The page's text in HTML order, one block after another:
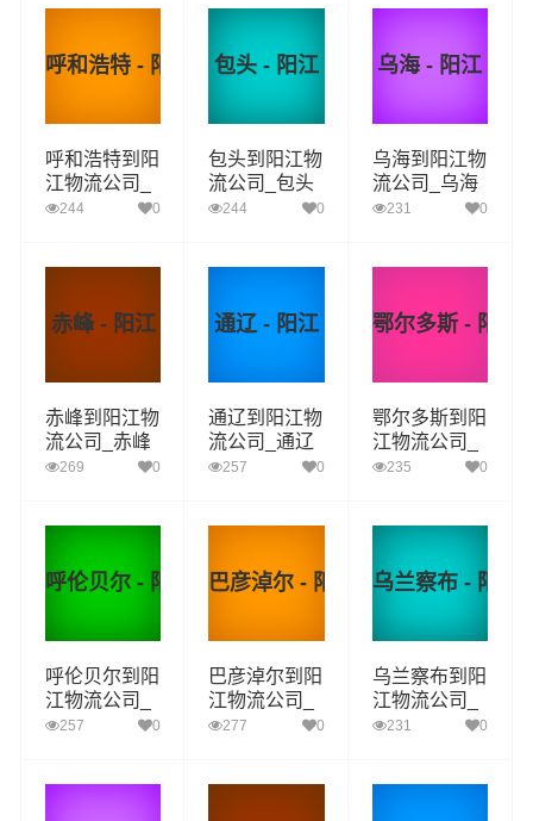
呼和浩特 - 阳江
呼和浩特到阳
江物流公司_
呼和浩特到阳
244 0
包头 - 阳江
包头到阳江物
流公司_包头
到阳江货运_
244 0
乌海 - 阳江
乌海到阳江物
流公司_乌海
到阳江货运_
231 0
赤峰 - 阳江
赤峰到阳江物
流公司_赤峰
到阳江货运_
269 0
通辽 - 阳江
通辽到阳江物
流公司_通辽
到阳江货运_
257 0
鄂尔多斯 - 阳江
鄂尔多斯到阳
江物流公司_
鄂尔多斯到阳
235 0
呼伦贝尔 - 阳江
呼伦贝尔到阳
江物流公司_
呼伦贝尔到阳
257 0
巴彦淖尔 - 阳江
巴彦淖尔到阳
江物流公司_
巴彦淖尔到阳
277 0
乌兰察布 - 阳江
乌兰察布到阳
江物流公司_
乌兰察布到阳
231 0